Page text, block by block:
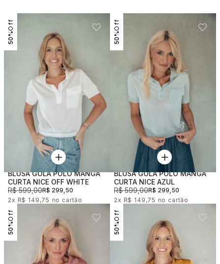
50%
BLUSA GOLA POLO MANGA
CURTA NICE OFF WHITE
R$ 599,00R$ 299,50
2x R$ 149,75
50%
BLUSA GOLA POLO MANGA
CURTA NICE AZUL
R$ 599,00R$ 299,50
2x R$ 149,75
50% 50%